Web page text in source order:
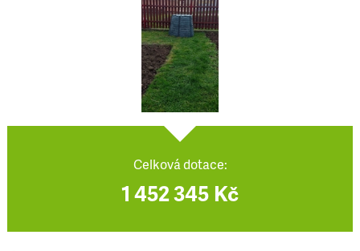
Celková dotace:
1 452 345 Kč